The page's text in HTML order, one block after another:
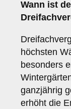
Wann ist
höchsten
besonders
ganzjährig
erhöht die